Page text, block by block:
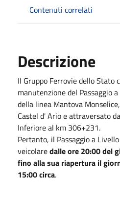
Contenuti correlati
Descrizione
Il Gruppo Ferrovie dello
manutenzione del Passaggio
della linea Mantova
Castel d' Ario e attraversato
Inferiore al km 306+231.
Pertanto, il Passaggio a
veicolaredalle ore 20:00 del
fino alla sua riapertura il
15:00 circa.